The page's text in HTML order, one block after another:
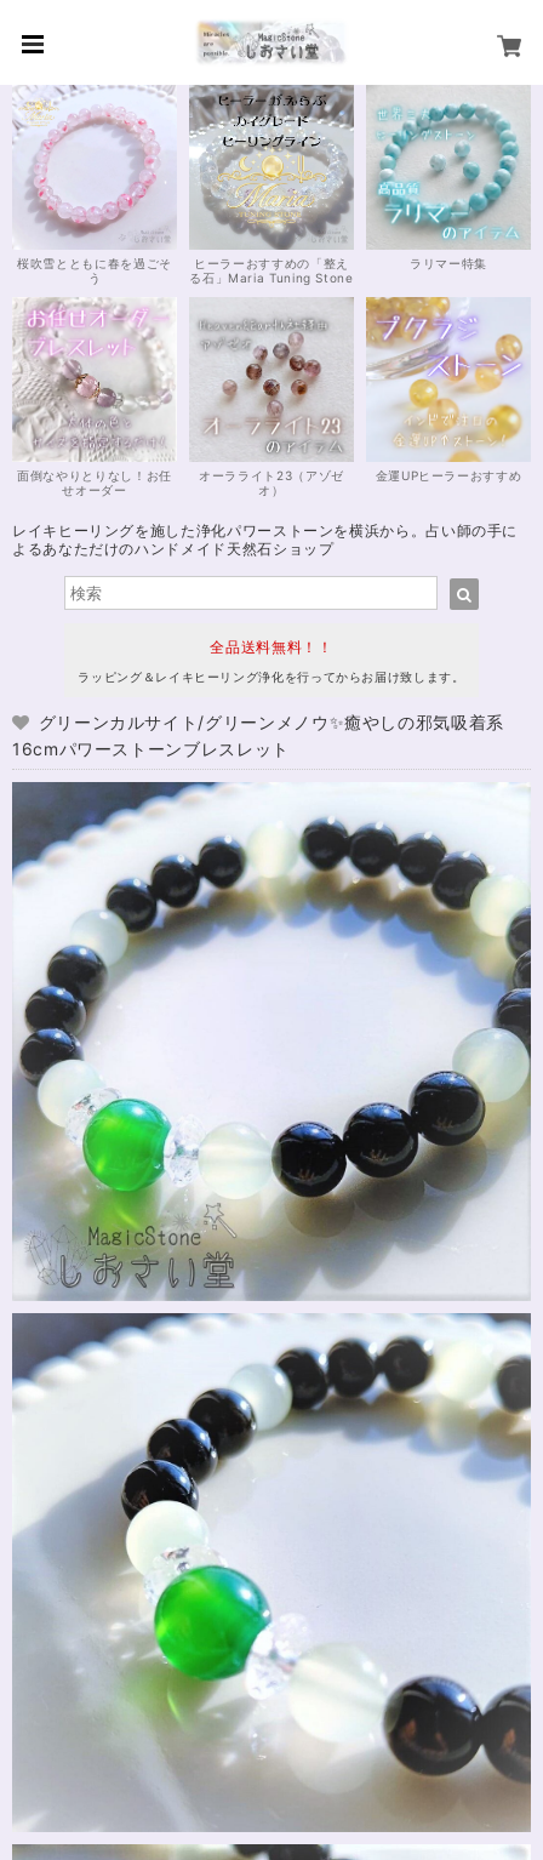
桜吹雪とともに春を過ごそ
う
ヒーラーおすすめの「整え
る石」Maria Tuning Stone
ラリマー特集
面倒なやりとりなし！お任
せオーダー
オーラライト23（アゾゼ
オ）
金運UPヒーラーおすすめ
レイキヒーリングを施した浄化パワーストーンを横浜から。占い師の手に
よるあなただけのハンドメイド天然石ショップ
全品送料無料！！
ラッピング＆レイキヒーリング浄化を行ってからお届け致します。
グリーンカルサイト/グリーンメノウ✨癒やしの邪気吸着系
16cmパワーストーンブレスレット